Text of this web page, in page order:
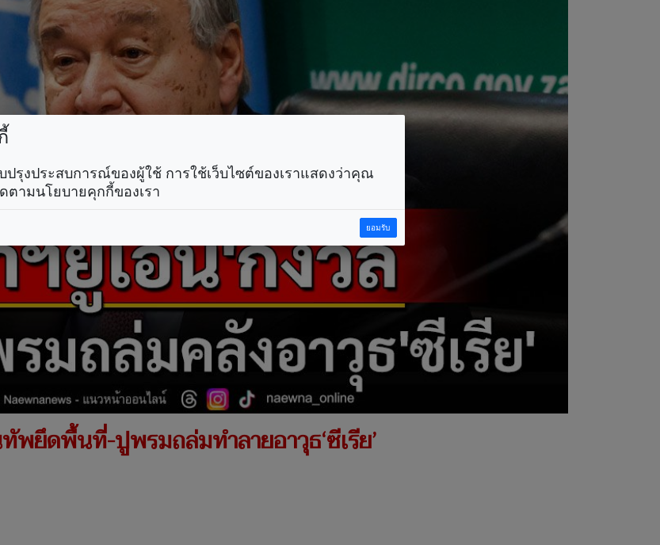
นทัพยึดพื้นที่-ปูพรมถล่มทำลายอาวุธ‘ซีเรีย’
ปรุงประสบการณ์ของผู้ใช้ การใช้เว็บไซต์ของเราแสดงว่าคุณ
ามนโยบายคุกกี้ของเรา
ยอมรับ